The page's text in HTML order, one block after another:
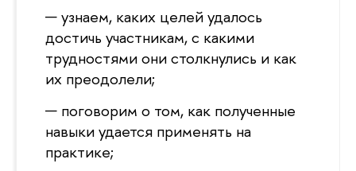
узнаем, каких целей удалось
достичь участникам, с какими
трудностями они столкнулись и как
их преодолели;
поговорим о том, как полученные
навыки удается применять на
практике;